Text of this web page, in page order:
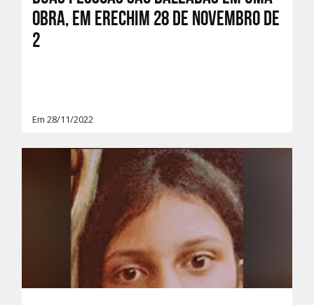
obra, em Erechim 28 de novembro de
2
Em 28/11/2022